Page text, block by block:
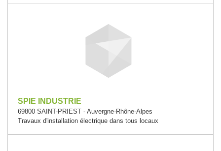
SPIE INDUSTRIE
69800 SAINT-PRIEST - Auvergne-Rhône-Alpes
Travaux d'installation électrique dans tous locaux